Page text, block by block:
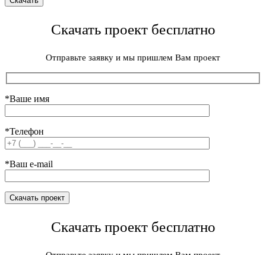
Скачать проект бесплатно
Отправьте заявку и мы пришлем Вам проект
*Ваше имя
*Телефон
*Ваш e-mail
Скачать проект бесплатно